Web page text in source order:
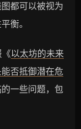
都可以被视为
衡。
《以太坊的未来
否抵御潜在危
一些问题，包